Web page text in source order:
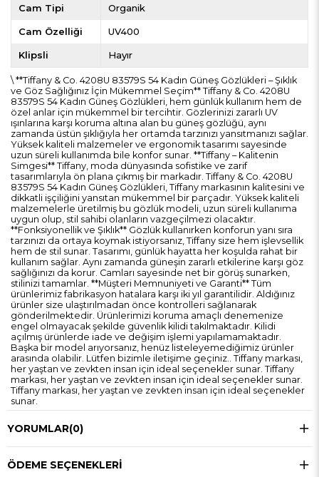
Cam Tipi Organik
Cam Özelliği UV400
Klipsli Hayır
\ **Tiffany & Co. 4208U 83579S 54 Kadın Güneş Gözlükleri – Şıklık
ve Göz Sağlığınız İçin Mükemmel Seçim** Tiffany & Co. 4208U
83579S 54 Kadın Güneş Gözlükleri, hem günlük kullanım hem de
özel anlar için mükemmel bir tercihtir. Gözlerinizi zararlı UV
ışınlarına karşı koruma altına alan bu güneş gözlüğü, aynı
zamanda üstün şıklığıyla her ortamda tarzınızı yansıtmanızı sağlar.
Yüksek kaliteli malzemeler ve ergonomik tasarımı sayesinde
uzun süreli kullanımda bile konfor sunar. **Tiffany – Kalitenin
Simgesi** Tiffany, moda dünyasında sofistike ve zarif
tasarımlarıyla ön plana çıkmış bir markadır. Tiffany & Co. 4208U
83579S 54 Kadın Güneş Gözlükleri, Tiffany markasının kalitesini ve
dikkatli işçiliğini yansıtan mükemmel bir parçadır. Yüksek kaliteli
malzemelerle üretilmiş bu gözlük modeli, uzun süreli kullanıma
uygun olup, stil sahibi olanların vazgeçilmezi olacaktır.
**Fonksiyonellik ve Şıklık** Gözlük kullanırken konforun yanı sıra
tarzınızı da ortaya koymak istiyorsanız, Tiffany size hem işlevsellik
hem de stil sunar. Tasarımı, günlük hayatta her koşulda rahat bir
kullanım sağlar. Aynı zamanda güneşin zararlı etkilerine karşı göz
sağlığınızı da korur. Camları sayesinde net bir görüş sunarken,
stilinizi tamamlar. **Müşteri Memnuniyeti ve Garanti** Tüm
ürünlerimiz fabrikasyon hatalara karşı iki yıl garantilidir. Aldığınız
ürünler size ulaştırılmadan önce kontrolleri sağlanarak
gönderilmektedir. Ürünlerimizi koruma amaçlı denemenize
engel olmayacak şekilde güvenlik kilidi takılmaktadır. Kilidi
açılmış ürünlerde iade ve değişim işlemi yapılamamaktadır.
Başka bir model arıyorsanız, henüz listeleyemediğimiz ürünler
arasında olabilir. Lütfen bizimle iletişime geçiniz.. Tiffany markası,
her yaştan ve zevkten insan için ideal seçenekler sunar. Tiffany
markası, her yaştan ve zevkten insan için ideal seçenekler sunar.
Tiffany markası, her yaştan ve zevkten insan için ideal seçenekler
sunar.
YORUMLAR(0)
ÖDEME SEÇENEKLERI